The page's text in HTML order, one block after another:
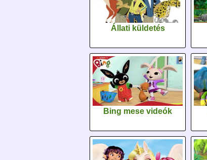
Állati küldetés
Bing mese videók